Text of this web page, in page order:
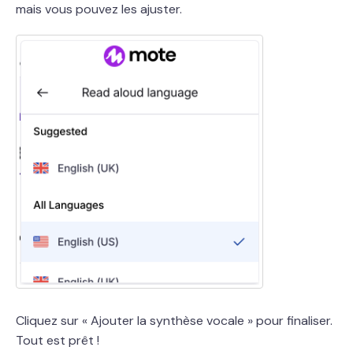
mais vous pouvez les ajuster.
Cliquez sur « Ajouter la synthèse vocale » pour finaliser.
Tout est prêt !